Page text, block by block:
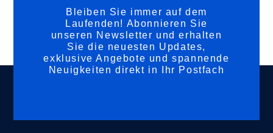
Bleiben Sie immer auf dem
Laufenden! Abonnieren Sie
unseren Newsletter und erhalten
Sie die neuesten Updates,
exklusive Angebote und spannende
Neuigkeiten direkt in Ihr Postfach